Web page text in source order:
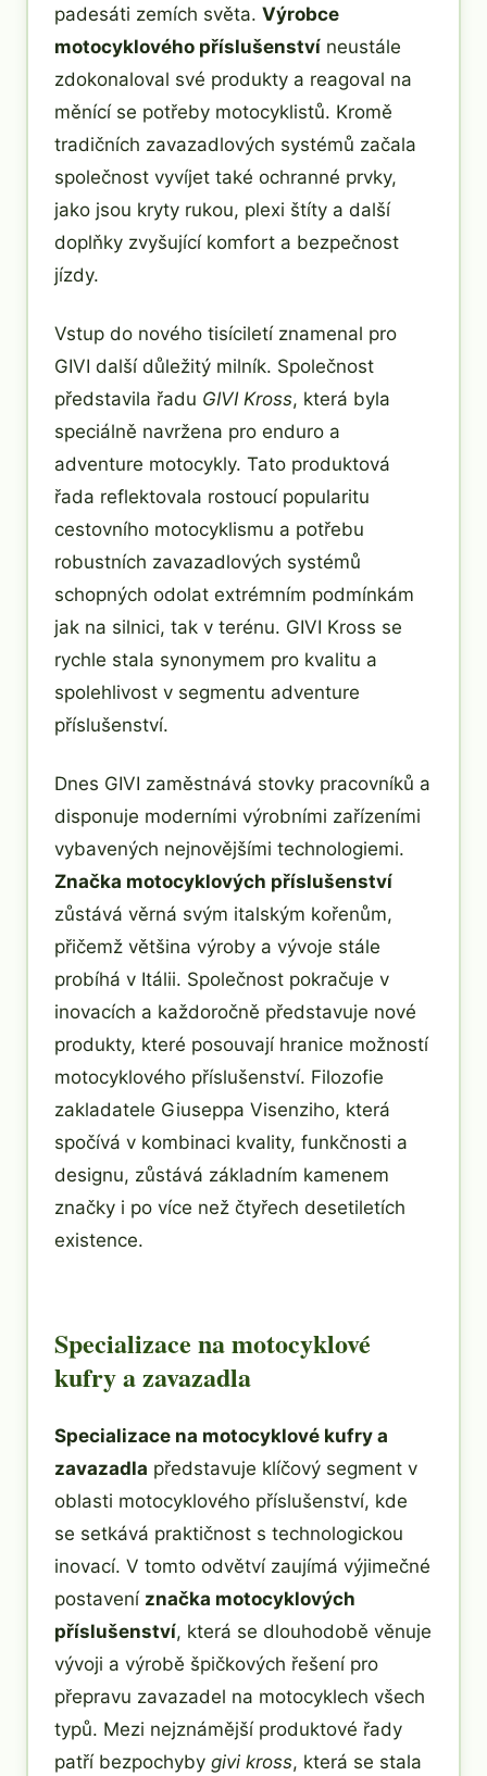
padesáti zemích světa. Výrobce
motocyklového příslušenství neustále
zdokonaloval své produkty a reagoval na
měnící se potřeby motocyklistů. Kromě
tradičních zavazadlových systémů začala
společnost vyvíjet také ochranné prvky,
jako jsou kryty rukou, plexi štíty a další
doplňky zvyšující komfort a bezpečnost
jízdy.
Vstup do nového tisíciletí znamenal pro
GIVI další důležitý milník. Společnost
představila řadu GIVI Kross, která byla
speciálně navržena pro enduro a
adventure motocykly. Tato produktová
řada reflektovala rostoucí popularitu
cestovního motocyklismu a potřebu
robustních zavazadlových systémů
schopných odolat extrémním podmínkám
jak na silnici, tak v terénu. GIVI Kross se
rychle stala synonymem pro kvalitu a
spolehlivost v segmentu adventure
příslušenství.
Dnes GIVI zaměstnává stovky pracovníků a
disponuje moderními výrobními zařízeními
vybavených nejnovějšími technologiemi.
Značka motocyklových příslušenství
zůstává věrná svým italským kořenům,
přičemž většina výroby a vývoje stále
probíhá v Itálii. Společnost pokračuje v
inovacích a každoročně představuje nové
produkty, které posouvají hranice možností
motocyklového příslušenství. Filozofie
zakladatele Giuseppa Visenziho, která
spočívá v kombinaci kvality, funkčnosti a
designu, zůstává základním kamenem
značky i po více než čtyřech desetiletích
existence.
Specializace na motocyklové
kufry a zavazadla
Specializace na motocyklové kufry a
zavazadla představuje klíčový segment v
oblasti motocyklového příslušenství, kde
se setkává praktičnost s technologickou
inovací. V tomto odvětví zaujímá výjimečné
postavení značka motocyklových
příslušenství, která se dlouhodobě věnuje
vývoji a výrobě špičkových řešení pro
přepravu zavazadel na motocyklech všech
typů. Mezi nejznámější produktové řady
patří bezpochyby givi kross, která se stala